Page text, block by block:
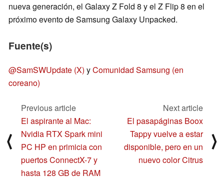
nueva generación, el Galaxy Z Fold 8 y el Z Flip 8 en el
próximo evento de Samsung Galaxy Unpacked.
Fuente(s)
@SamSWUpdate (X) yComunidad Samsung (en
coreano)
⟨
Previous article
El aspirante al Mac:
Nvidia RTX Spark mini
PC HP en primicia con
puertos ConnectX-7 y
hasta 128 GB de RAM
Next article
El pasapáginas Boox
Tappy vuelve a estar
disponible, pero en un
nuevo color Citrus
⟩